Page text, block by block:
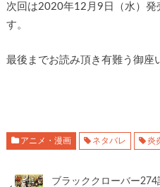
次回は2020年12月9日（水）発
す。
最後までお読み頂き有難う御座
アニメ・漫画 ネタバレ 炎
ブラッククローバー